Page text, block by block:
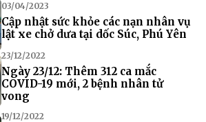
03/04/2023
Cập nhật sức khỏe các nạn nhân vụ
lật xe chở dưa tại dốc Súc, Phú Yên
23/12/2022
Ngày 23/12: Thêm 312 ca mắc
COVID-19 mới, 2 bệnh nhân tử
vong
19/12/2022